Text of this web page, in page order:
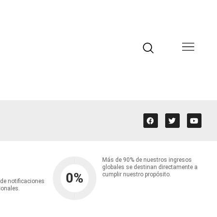
notificaciones
0%
Más de 90% de nuestros ingresos
globales se destinan directamente a
cumplir nuestro propósito.